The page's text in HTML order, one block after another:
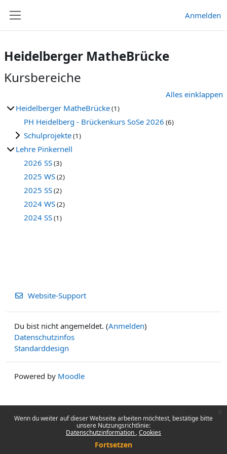
Wenn du weiter auf dieser Webseite arbeiten möchtest, bestätige bitte
unsere Nutzungsrichtlinie:
Datenschutzinformation Cookies
Fortsetzen
Anmelden
Heidelberger MatheBrücke
Kursbereiche
Alles einklappen
Heidelberger MatheBrücke(1)
PH Heidelberg - Brückenkurs SoSe 2026 (6)
Schulprojekte(1)
Lehre Pinkernell
2026 SS(3)
2025 WS(2)
2025 SS(2)
2024 WS(2)
2024 SS(1)
Website-Support
Du bist nicht angemeldet. (Anmelden)
Datenschutzinfos
Standarddesign
Powered by Moodle